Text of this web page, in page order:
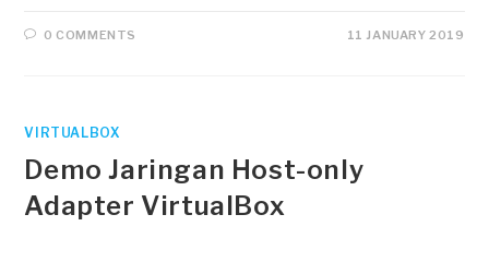
0 COMMENTS 11 JANUARY 2019
VIRTUALBOX
Demo Jaringan Host-only
Adapter VirtualBox